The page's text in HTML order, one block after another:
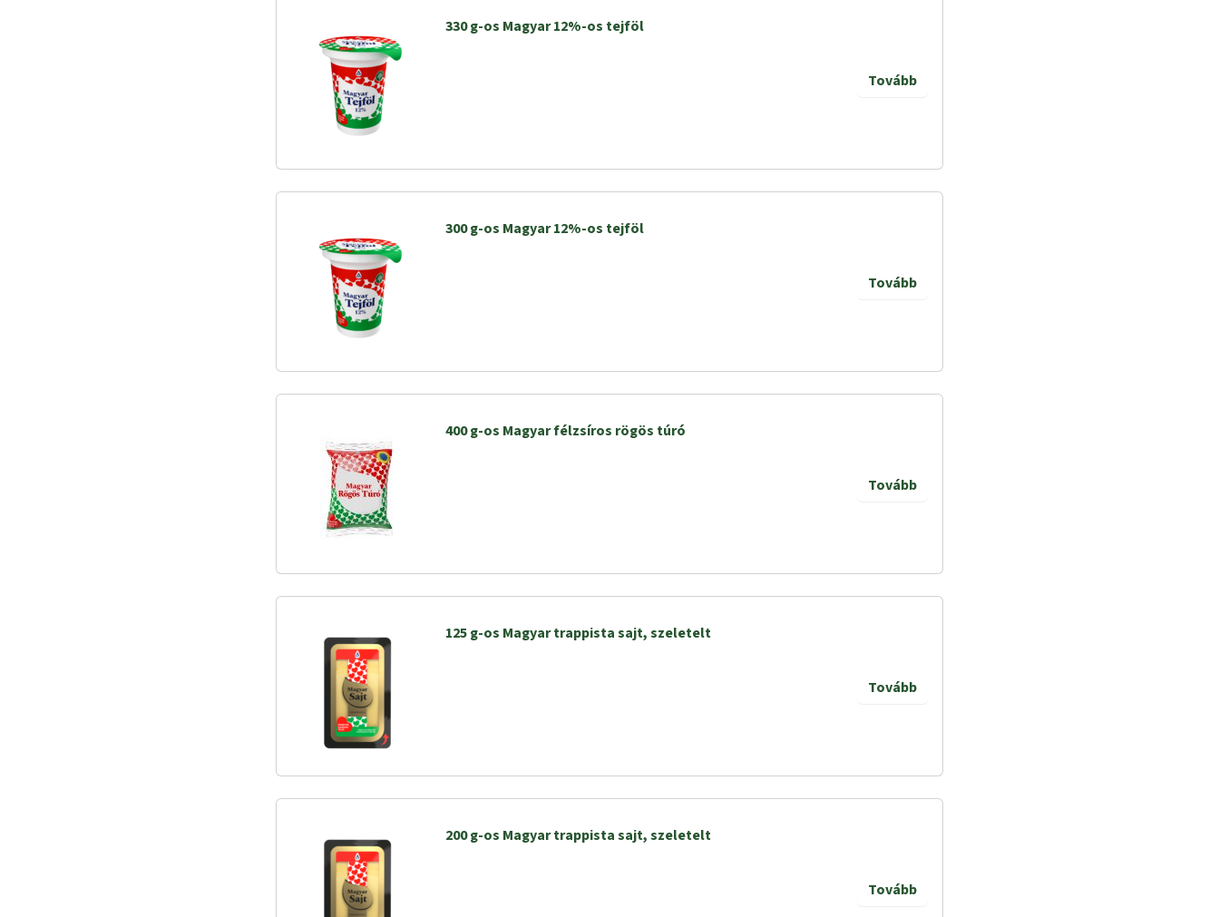
330 g-os Magyar 12%-os tejföl
Tovább
300 g-os Magyar 12%-os tejföl
Tovább
400 g-os Magyar félzsíros rögös túró
Tovább
125 g-os Magyar trappista sajt, szeletelt
Tovább
200 g-os Magyar trappista sajt, szeletelt
Tovább